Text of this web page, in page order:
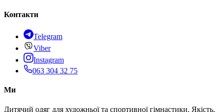
Контакти
Telegram
Viber
Instagram
063 304 32 75
Ми
Дитячий одяг для художньої та спортивної гімнастики. Якість,